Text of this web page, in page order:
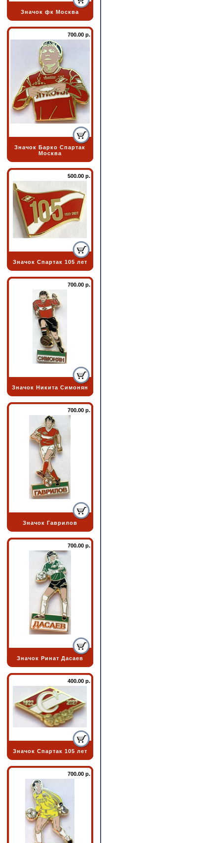
Значок фк Москва
700.00 р.
Значок Барко Спартак
Москва
500.00 р.
Значок Спартак 105 лет
700.00 р.
Значок Никита Симонян
700.00 р.
Значок Гаврилов
700.00 р.
Значок Ринат Дасаев
400.00 р.
Значок Спартак 105 лет
700.00 р.